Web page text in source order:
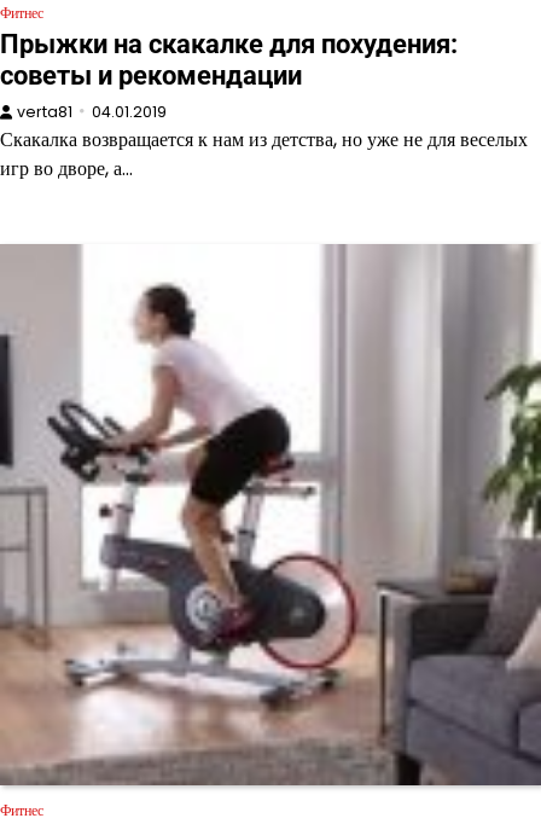
Фитнес
Прыжки на скакалке для похудения:
советы и рекомендации
verta81 04.01.2019
Скакалка возвращается к нам из детства, но уже не для веселых
игр во дворе, а…
Фитнес